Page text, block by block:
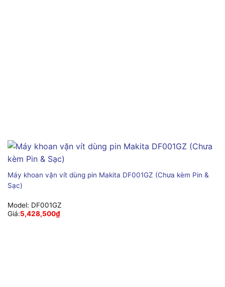
Máy khoan vặn vít dùng pin Makita DF001GZ (Chưa kèm Pin &
Sạc)
Model: DF001GZ
Giá:5,428,500₫